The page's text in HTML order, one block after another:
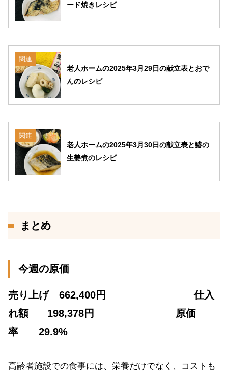
ード焼きレシピ
関連
老人ホームの2025年3月29日の献立表とおで
んのレシピ
関連
老人ホームの2025年3月30日の献立表と鰆の
生姜煮のレシピ
まとめ
今週の原価
売り上げ 662,400円
仕入
れ額
198,378円 原価
率 29.9%
高齢者施設での食事には、栄養だけでなく、コストも